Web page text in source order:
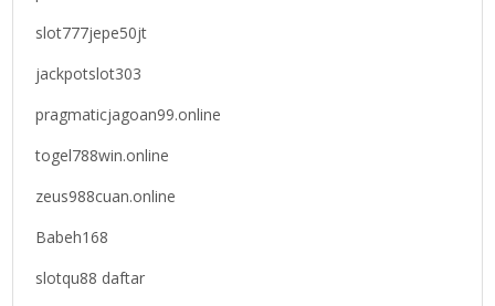
slot777jepe50jt
jackpotslot303
pragmaticjagoan99.online
togel788win.online
zeus988cuan.online
Babeh168
slotqu88 daftar